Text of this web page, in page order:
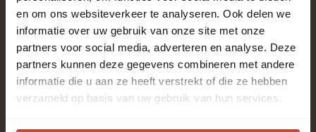
en om ons websiteverkeer te analyseren. Ook delen we
informatie over uw gebruik van onze site met onze
partners voor social media, adverteren en analyse. Deze
partners kunnen deze gegevens combineren met andere
informatie die u aan ze heeft verstrekt of die ze hebben
verzameld op basis van uw gebruik van hun services.
4-zijdig
DFe